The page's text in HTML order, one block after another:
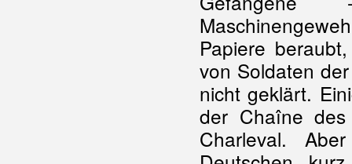
Papiere
von Soldaten
nicht geklärt.
der Chaîne
Charleval.